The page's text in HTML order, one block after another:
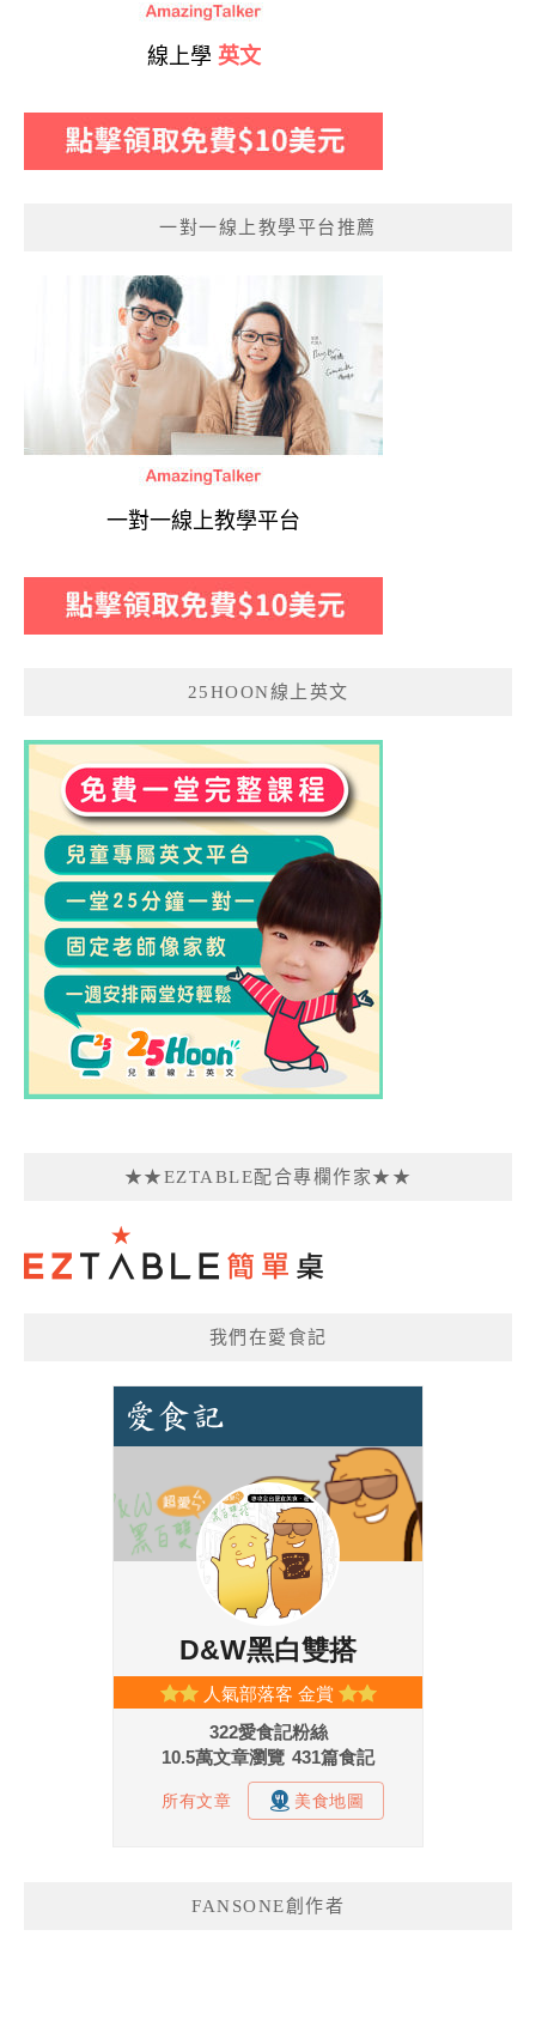
線上學 英文
一對一線上教學平台推薦
一對一線上教學平台
25HOON線上英文
★★EZTABLE配合專欄作家★★
我們在愛食記
FANSONE創作者